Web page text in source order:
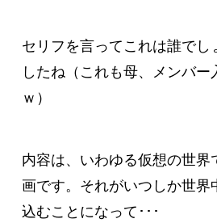
セリフを言ってこれは誰でし
したね（これも母、メンバー
ｗ）
内容は、いわゆる仮想の世界
画です。それがいつしか世界
込むことになって･･･